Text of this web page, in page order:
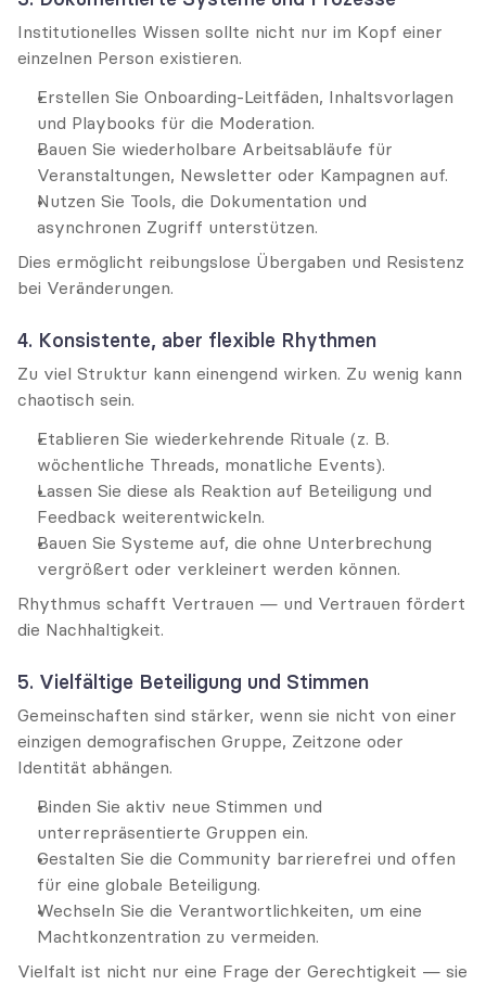
Institutionelles Wissen sollte nicht nur im Kopf einer
einzelnen Person existieren.
Erstellen Sie Onboarding-Leitfäden, Inhaltsvorlagen
und Playbooks für die Moderation.
Bauen Sie wiederholbare Arbeitsabläufe für
Veranstaltungen, Newsletter oder Kampagnen auf.
Nutzen Sie Tools, die Dokumentation und
asynchronen Zugriff unterstützen.
Dies ermöglicht reibungslose Übergaben und Resistenz
bei Veränderungen.
4. Konsistente, aber flexible Rhythmen
Zu viel Struktur kann einengend wirken. Zu wenig kann
chaotisch sein.
Etablieren Sie wiederkehrende Rituale (z. B.
wöchentliche Threads, monatliche Events).
Lassen Sie diese als Reaktion auf Beteiligung und
Feedback weiterentwickeln.
Bauen Sie Systeme auf, die ohne Unterbrechung
vergrößert oder verkleinert werden können.
Rhythmus schafft Vertrauen — und Vertrauen fördert
die Nachhaltigkeit.
5. Vielfältige Beteiligung und Stimmen
Gemeinschaften sind stärker, wenn sie nicht von einer
einzigen demografischen Gruppe, Zeitzone oder
Identität abhängen.
Binden Sie aktiv neue Stimmen und
unterrepräsentierte Gruppen ein.
Gestalten Sie die Community barrierefrei und offen
für eine globale Beteiligung.
Wechseln Sie die Verantwortlichkeiten, um eine
Machtkonzentration zu vermeiden.
Vielfalt ist nicht nur eine Frage der Gerechtigkeit — sie